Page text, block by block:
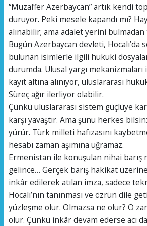
“Muzaffer Azerbaycan” artık kendi
duruyor. Peki mesele kapandı mı?
alınabilir; ama adalet yerini
Bugün Azerbaycan devleti, Hocalı’da
bulunan isimlerle ilgili hukuki
durumda. Ulusal yargı
kayıt altına alınıyor, uluslararası
Süreç ağır ilerliyor olabilir.
Çünkü uluslararası sistem güçlüye
karşı yavaştır. Ama şunu herkes
yürür. Türk milleti hafızasını
hesabı zaman aşımına uğramaz.
Ermenistan ile konuşulan nihai barış
gelince… Gerçek barış hakikat
inkâr edilerek atılan imza, sadece
Hocalı’nın tanınması ve özrün dile
yüzleşme olur. Olmazsa ne olur? O
olur. Çünkü inkâr devam ederse acı